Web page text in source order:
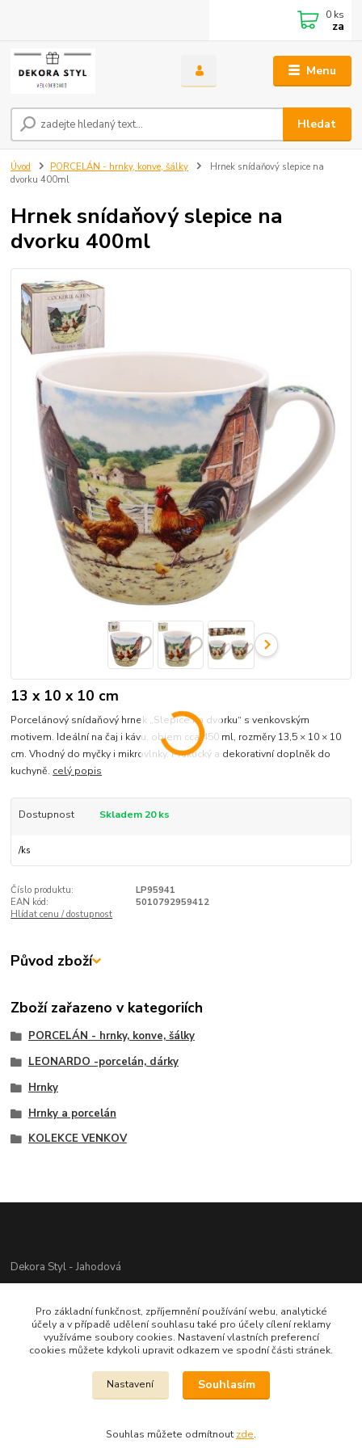
Menu
Hledat
0 ks
za
Úvod PORCELÁN - hrnky, konve, šálky
Hrnek snídaňový slepice na
dvorku 400ml
Hrnek snídaňový slepice na
dvorku 400ml
13 x 10 x 10 cm
Porcelánový snídaňový hrnek „Slepice na dvorku“ s venkovským
motivem. Ideální na čaj i kávu, objem cca 450 ml, rozměry 13,5 × 10 × 10
cm. Vhodný do myčky i mikrovlnky. Praktický a dekorativní doplněk do
kuchyně. celý popis
Dostupnost Skladem 20 ks
/ks
Číslo produktu:
LP95941
EAN kód:
5010792959412
Hlídat cenu / dostupnost
Původ zboží
Zboží zařazeno v kategoriích
PORCELÁN - hrnky, konve, šálky
LEONARDO -porcelán, dárky
Hrnky
Hrnky a porcelán
KOLEKCE VENKOV
Dekora Styl - Jahodová
721312944
info@zbozi-darky.cz
Pro základní funkčnost, zpříjemnění používání webu, analytické
účely a v případě udělení souhlasu také pro účely cílení reklamy
využíváme soubory cookies. Nastavení vlastních preferencí
cookies můžete kdykoli upravit odkazem ve spodní části stránek.
Nastavení Souhlasím
Souhlas můžete odmítnout zde.